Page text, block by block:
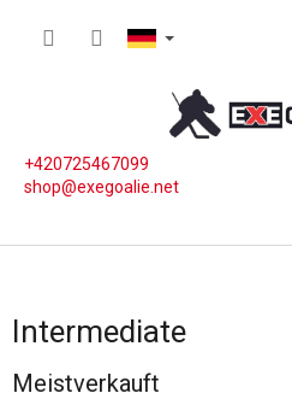
+420725467099
shop@exegoalie.net
Intermediate
Meistverkauft